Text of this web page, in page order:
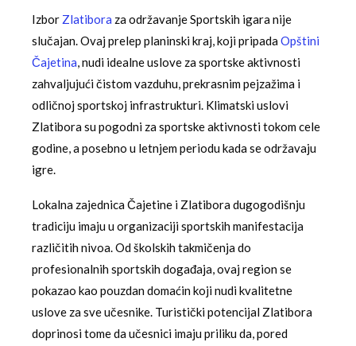
Izbor Zlatibora za održavanje Sportskih igara nije
slučajan. Ovaj prelep planinski kraj, koji pripadaOpštini
Čajetina, nudi idealne uslove za sportske aktivnosti
zahvaljujući čistom vazduhu, prekrasnim pejzažima i
odličnoj sportskoj infrastrukturi. Klimatski uslovi
Zlatibora su pogodni za sportske aktivnosti tokom cele
godine, a posebno u letnjem periodu kada se održavaju
igre.
Lokalna zajednica Čajetine i Zlatibora dugogodišnju
tradiciju imaju u organizaciji sportskih manifestacija
različitih nivoa. Od školskih takmičenja do
profesionalnih sportskih događaja, ovaj region se
pokazao kao pouzdan domaćin koji nudi kvalitetne
uslove za sve učesnike. Turistički potencijal Zlatibora
doprinosi tome da učesnici imaju priliku da, pored